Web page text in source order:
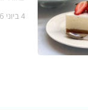
4 ביוני 2026